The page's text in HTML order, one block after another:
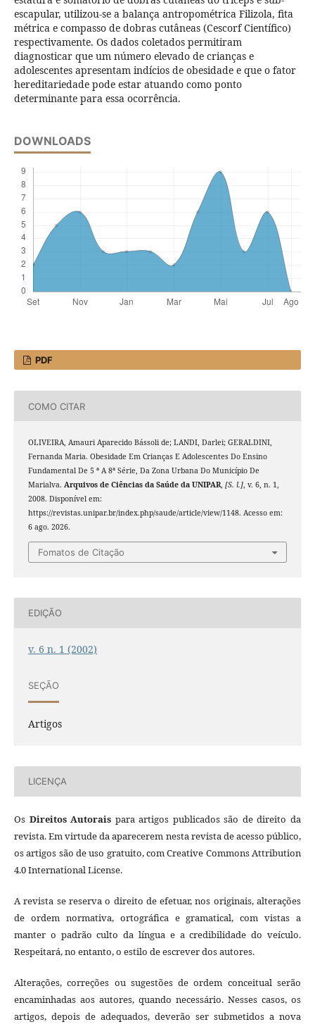
escapular, utilizou-se a balança antropométrica Filizola, fita
métrica e compasso de dobras cutâneas (Cescorf Científico)
respectivamente. Os dados coletados permitiram
diagnosticar que um número elevado de crianças e
adolescentes apresentam indícios de obesidade e que o fator
hereditariedade pode estar atuando como ponto
determinante para essa ocorrência.
DOWNLOADS
PDF
COMO CITAR
OLIVEIRA, Amauri Aparecido Bássoli de; LANDI, Darlei; GERALDINI,
Fernanda Maria. Obesidade Em Crianças E Adolescentes Do Ensino
Fundamental De 5 ª A 8ª Série, Da Zona Urbana Do Município De
Marialva. Arquivos de Ciências da Saúde da UNIPAR, [S. l.], v. 6, n. 1,
2008. Disponível em:
https://revistas.unipar.br/index.php/saude/article/view/1148. Acesso em:
6 ago. 2026.
Fomatos de Citação
EDIÇÃO
v. 6 n. 1 (2002)
SEÇÃO
Artigos
LICENÇA
Os Direitos Autorais para artigos publicados são de direito da
revista. Em virtude da aparecerem nesta revista de acesso público,
os artigos são de uso gratuito, com Creative Commons Attribution
4.0 International License.
A revista se reserva o direito de efetuar, nos originais, alterações
de ordem normativa, ortográfica e gramatical, com vistas a
manter o padrão culto da língua e a credibilidade do veículo.
Respeitará, no entanto, o estilo de escrever dos autores.
Alterações, correções ou sugestões de ordem conceitual serão
encaminhadas aos autores, quando necessário. Nesses casos, os
artigos, depois de adequados, deverão ser submetidos a nova